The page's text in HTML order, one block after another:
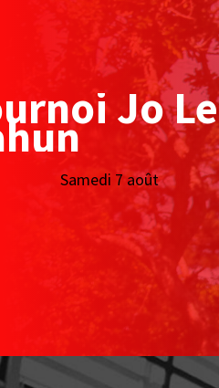
Jo Le
Samedi 7 août